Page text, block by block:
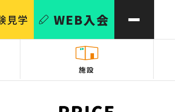
見学 WEB入会
施設